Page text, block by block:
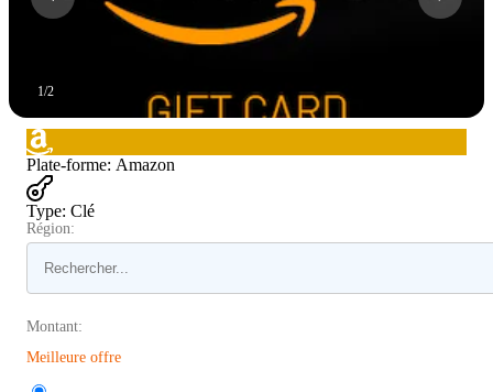
1/2
Plate-forme: Amazon
Type: Clé
Région:
Montant:
Meilleure offre